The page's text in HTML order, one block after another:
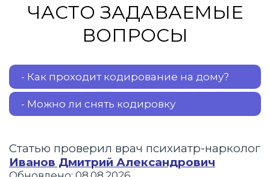
ЧАСТО ЗАДАВАЕМЫЕ
ВОПРОСЫ
- Как проходит кодирование на дому?
- Можно ли снять кодировку
Статью проверил врач психиатр-нарколог
Иванов Дмитрий Александрович